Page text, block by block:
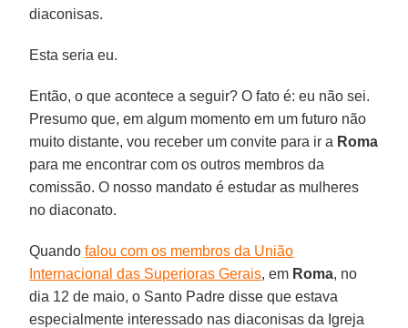
diaconisas.
Esta seria eu.
Então, o que acontece a seguir? O fato é: eu não sei.
Presumo que, em algum momento em um futuro não
muito distante, vou receber um convite para ir a Roma
para me encontrar com os outros membros da
comissão. O nosso mandato é estudar as mulheres
no diaconato.
Quandofalou com os membros da União
Internacional das Superioras Gerais, em Roma, no
dia 12 de maio, o Santo Padre disse que estava
especialmente interessado nas diaconisas da Igreja